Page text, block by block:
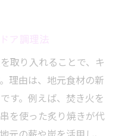
取り入れることで、キ
理由は、地元食材の新
す。例えば、焚き火を
を使った炙り焼きが代